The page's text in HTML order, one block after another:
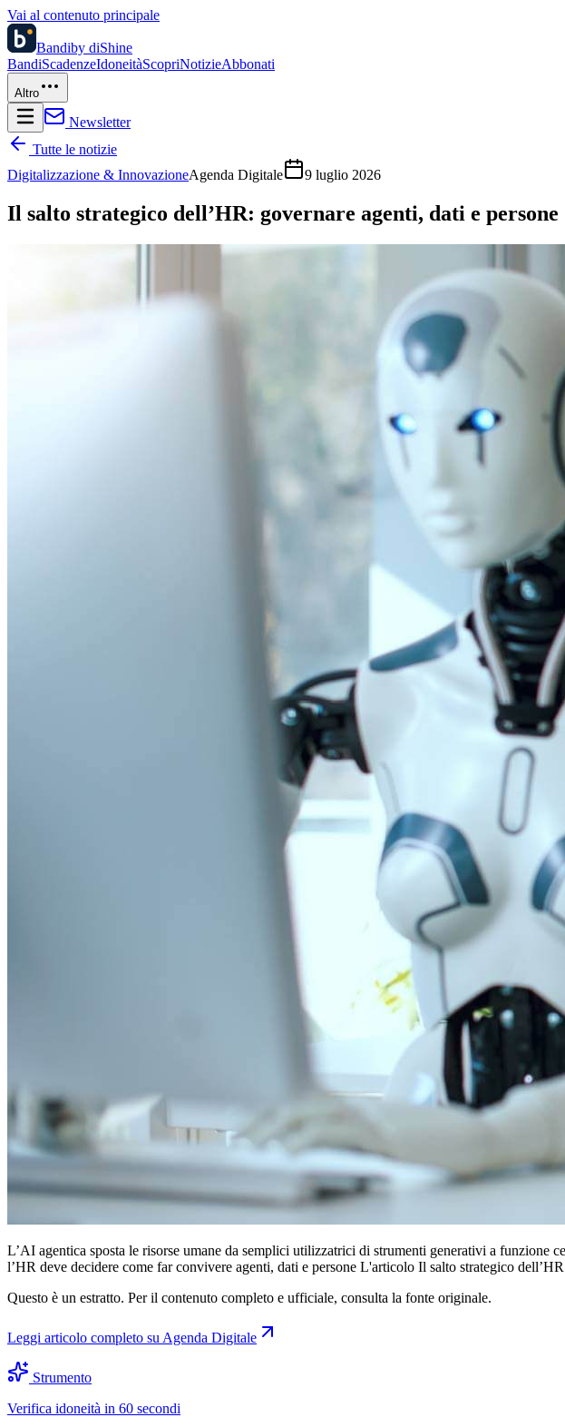
Vai al contenuto principale
Bandiby diShine
BandiScadenzeIdoneitàScopriNotizieAbbonati
Altro
Newsletter
Tutte le notizie
Digitalizzazione & InnovazioneAgenda Digitale 9 luglio 2026
Il salto strategico dell’HR: governare agenti, dati e persone
L’AI agentica sposta le risorse umane da semplici utilizzatrici di strumenti generativi a funzione
l’HR deve decidere come far convivere agenti, dati e persone L'articolo Il salto strategico
Questo è un estratto. Per il contenuto completo e ufficiale, consulta la fonte originale.
Leggi articolo completo su Agenda Digitale
Strumento
Verifica idoneità in 60 secondi